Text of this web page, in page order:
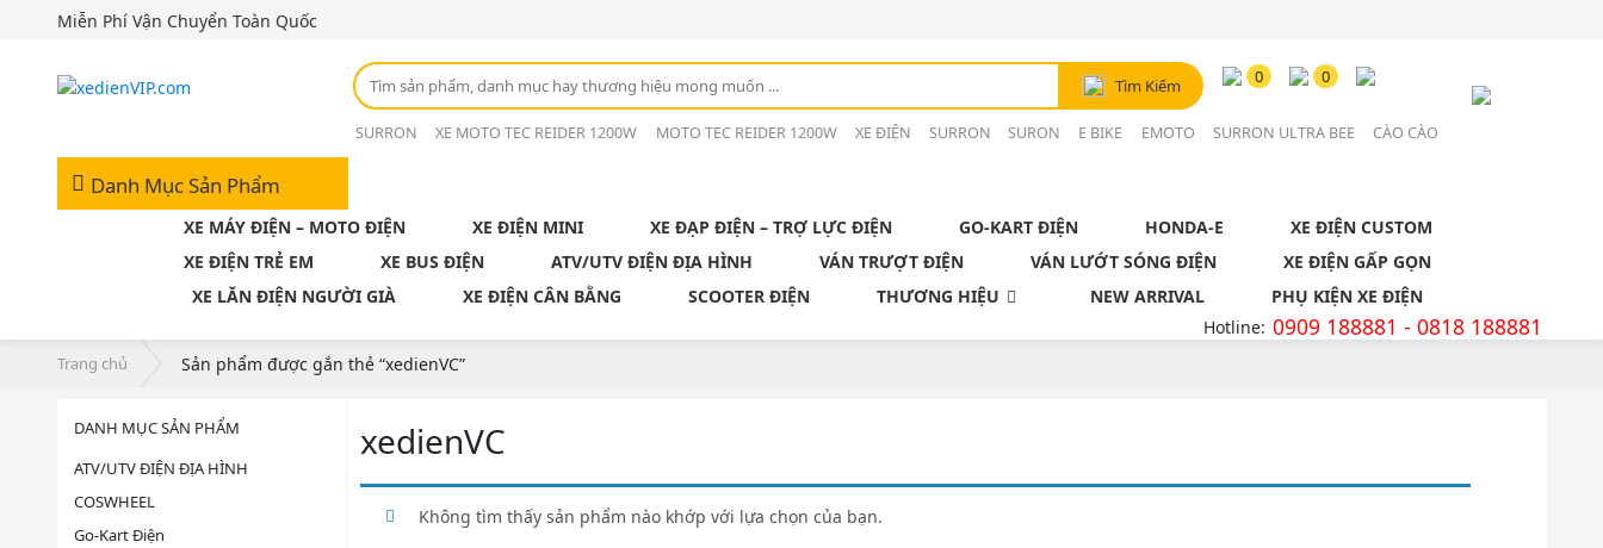
Miễn Phí Vận Chuyển Toàn Quốc
Tìm Kiếm 0 0
SURRON XE MOTO TEC REIDER 1200W MOTO TEC REIDER 1200W XE ĐIỆN SURRON SURON E BIKE EMOTO SURRON ULTRA BEE CÀO CÀO
Danh Mục Sản Phẩm
XE MÁY ĐIỆN – MOTO ĐIỆN XE ĐIỆN MINI XE ĐẠP ĐIỆN – TRỢ LỰC ĐIỆN GO-KART ĐIỆN HONDA-E
XE ĐIỆN CUSTOM
XE ĐIỆN TRẺ EM
XE BUS ĐIỆN ATV/UTV ĐIỆN ĐỊA HÌNH VÁN TRƯỢT ĐIỆN VÁN LƯỚT SÓNG ĐIỆN
XE ĐIỆN GẤP GỌN
XE LĂN ĐIỆN NGƯỜI GIÀ
XE ĐIỆN CÂN BẰNG SCOOTER ĐIỆN THƯƠNG HIỆU NEW ARRIVAL
PHỤ KIỆN XE ĐIỆN
Hotline: 0909 188881 - 0818 188881
Trang chủ Sản phẩm được gắn thẻ “xedienVC”
DANH MỤC SẢN PHẨM
ATV/UTV ĐIỆN ĐỊA HÌNH
COSWHEEL
Go-Kart Điện
xedienVC
Không tìm thấy sản phẩm nào khớp với lựa chọn của bạn.